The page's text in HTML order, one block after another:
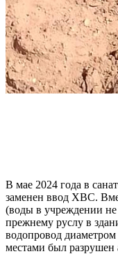
В мае 2024 года в
заменен ввод ХВС.
(воды в учреждении
прежнему руслу в
водопровод
местами был разрушен